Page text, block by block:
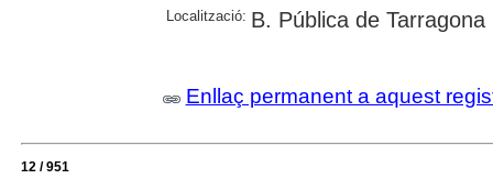
Localització: B. Pública de Tarragona
Enllaç permanent a aquest
12 / 951